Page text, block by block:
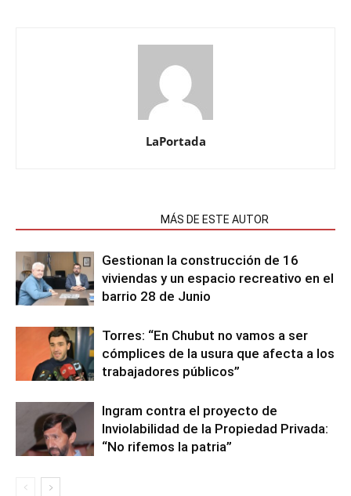
LaPortada
MÁS DE ESTE AUTOR
Gestionan la construcción de 16
viviendas y un espacio recreativo en el
barrio 28 de Junio
Torres: “En Chubut no vamos a ser
cómplices de la usura que afecta a los
trabajadores públicos”
Ingram contra el proyecto de
Inviolabilidad de la Propiedad Privada:
“No rifemos la patria”